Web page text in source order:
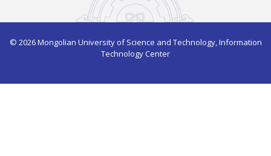
© 2026 Mongolian University of Science and Technology, Information
Technology Center